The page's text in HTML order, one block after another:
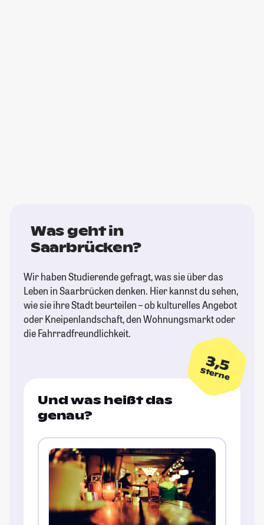
Was geht in
Saarbrücken?
Wir haben Studierende gefragt, was sie über das
Leben in Saarbrücken denken. Hier kannst du sehen,
wie sie ihre Stadt beurteilen – ob kulturelles Angebot
oder Kneipenlandschaft, den Wohnungsmarkt oder
die Fahrradfreundlichkeit.
3,5
Sterne
Und was heißt das
genau?